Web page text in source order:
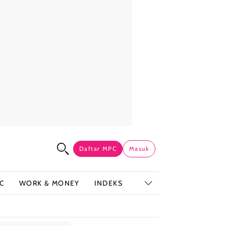
Daftar MPC Masuk
WORK & MONEY INDEKS